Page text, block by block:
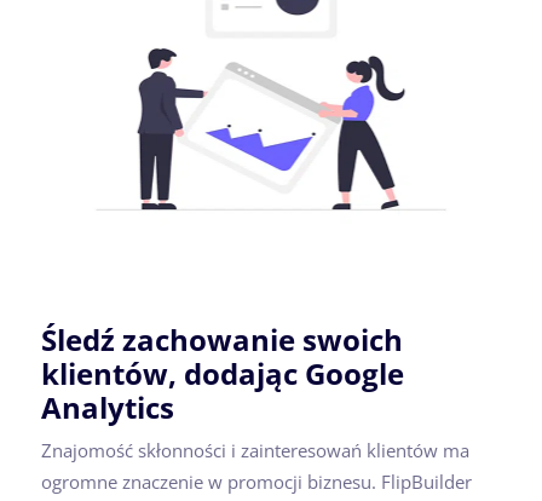
Śledź zachowanie swoich
klientów, dodając Google
Analytics
Znajomość skłonności i zainteresowań klientów ma
ogromne znaczenie w promocji biznesu. FlipBuilder